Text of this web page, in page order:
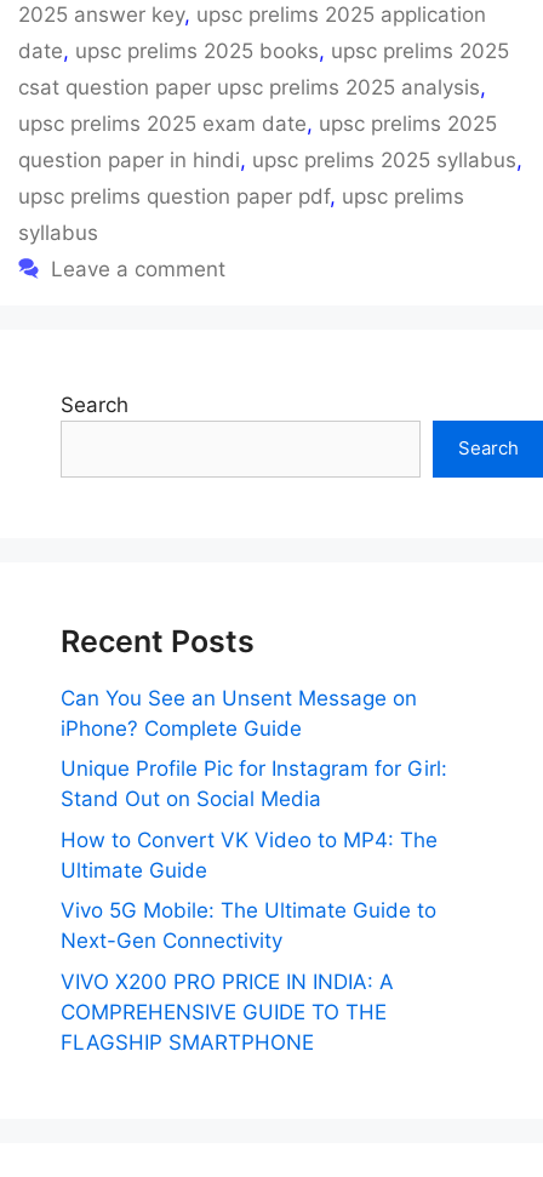
2025 answer key, upsc prelims 2025 application
date, upsc prelims 2025 books, upsc prelims 2025
csat question paper upsc prelims 2025 analysis,
upsc prelims 2025 exam date, upsc prelims 2025
question paper in hindi, upsc prelims 2025 syllabus,
upsc prelims question paper pdf, upsc prelims
syllabus
Leave a comment
Search
Search
Recent Posts
Can You See an Unsent Message on
iPhone? Complete Guide
Unique Profile Pic for Instagram for Girl:
Stand Out on Social Media
How to Convert VK Video to MP4: The
Ultimate Guide
Vivo 5G Mobile: The Ultimate Guide to
Next-Gen Connectivity
VIVO X200 PRO PRICE IN INDIA: A
COMPREHENSIVE GUIDE TO THE
FLAGSHIP SMARTPHONE